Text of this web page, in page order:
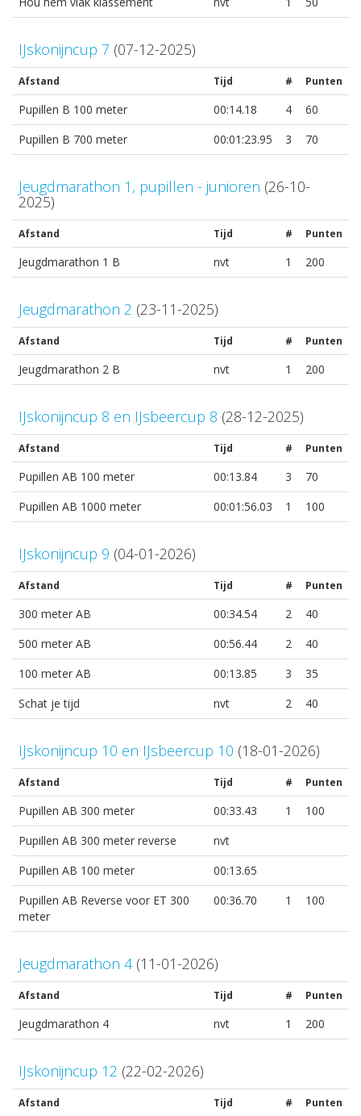
IJskonijncup 7 (07-12-2025)
Afstand Tijd # Punten
Pupillen B 100 meter 00:14.18 4
60
Pupillen B 700 meter
00:01:23.95 3 70
Jeugdmarathon 1, pupillen - junioren (26-10-
2025)
Afstand Tijd # Punten
Jeugdmarathon 1 B nvt 1 200
Jeugdmarathon 2 (23-11-2025)
Afstand Tijd # Punten
Jeugdmarathon 2 B nvt 1 200
IJskonijncup 8 en IJsbeercup 8 (28-12-2025)
Afstand Tijd # Punten
Pupillen AB 100 meter 00:13.84 3
70
Pupillen AB 1000 meter
00:01:56.03 1 100
IJskonijncup 9 (04-01-2026)
Afstand Tijd # Punten
300 meter AB 00:34.54 2
40
500 meter AB
00:56.44 2
40
100 meter AB
00:13.85 3
35
Schat je tijd
nvt 2 40
IJskonijncup 10 en IJsbeercup 10 (18-01-2026)
Afstand Tijd # Punten
Pupillen AB 300 meter 00:33.43 1
100
Pupillen AB 300 meter reverse
nvt
Pupillen AB 100 meter
00:13.65
Pupillen AB Reverse voor ET 300
meter
00:36.70 1 100
Jeugdmarathon 4(11-01-2026)
Afstand Tijd # Punten
Jeugdmarathon 4 nvt 1 200
IJskonijncup 12 (22-02-2026)
Afstand Tijd # Punten